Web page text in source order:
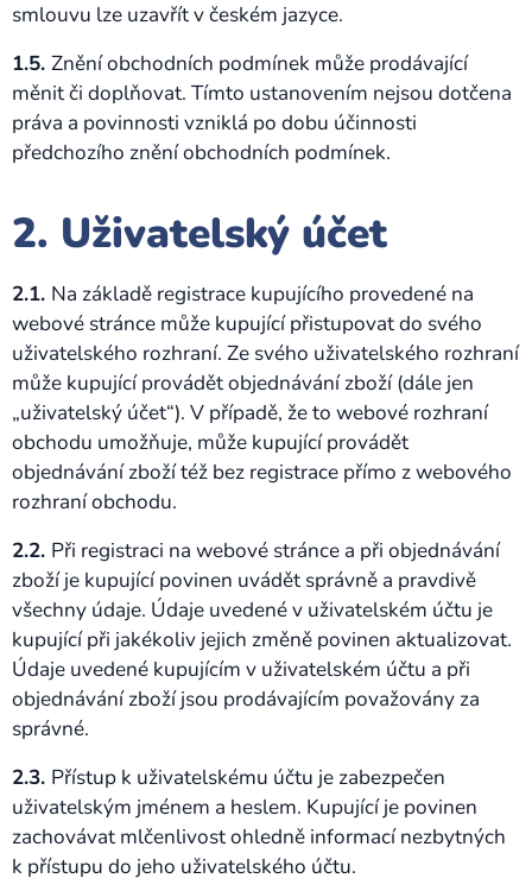
smlouvu lze uzavřít v českém jazyce.
1.5. Znění obchodních podmínek může prodávající
měnit či doplňovat. Tímto ustanovením nejsou dotčena
práva a povinnosti vzniklá po dobu účinnosti
předchozího znění obchodních podmínek.
2. Uživatelský účet
2.1. Na základě registrace kupujícího provedené na
webové stránce může kupující přistupovat do svého
uživatelského rozhraní. Ze svého uživatelského rozhraní
může kupující provádět objednávání zboží (dále jen
„uživatelský účet“). V případě, že to webové rozhraní
obchodu umožňuje, může kupující provádět
objednávání zboží též bez registrace přímo z webového
rozhraní obchodu.
2.2. Při registraci na webové stránce a při objednávání
zboží je kupující povinen uvádět správně a pravdivě
všechny údaje. Údaje uvedené v uživatelském účtu je
kupující při jakékoliv jejich změně povinen aktualizovat.
Údaje uvedené kupujícím v uživatelském účtu a při
objednávání zboží jsou prodávajícím považovány za
správné.
2.3. Přístup k uživatelskému účtu je zabezpečen
uživatelským jménem a heslem. Kupující je povinen
zachovávat mlčenlivost ohledně informací nezbytných
k přístupu do jeho uživatelského účtu.